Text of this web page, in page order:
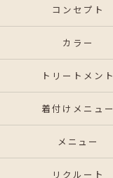
コンセプト
カラー
トリートメント
着付けメニュー
メニュー
リクルート